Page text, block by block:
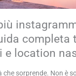
completa
e location
che sorprende. Non è